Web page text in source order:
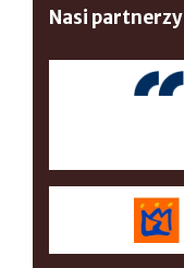
Nasi partnerzy